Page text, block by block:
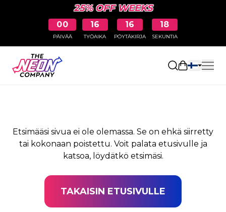
25% OFF WEEKS
00
PÄIVÄÄ
16
TYÖAIKA
16
PÖYTÄKIRJA
18
SEKUNTIA
Avaa
SIVUA EI LÖYDY
Etsimääsi sivua ei ole olemassa. Se on ehkä siirretty
tai kokonaan poistettu. Voit palata etusivulle ja
katsoa, löydätkö etsimäsi.
TAKAISIN ETUSIVULLE